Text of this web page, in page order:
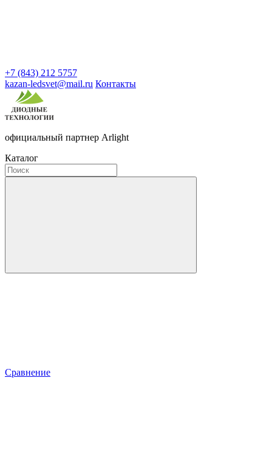
+7 (843) 212 5757
kazan-ledsvet@mail.ru Контакты
официальный партнер Arlight
Каталог
Сравнение